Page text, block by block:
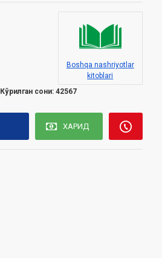
Boshqa nashriyotlar
kitoblari
Кўрилган сони: 42567
ХАРИД